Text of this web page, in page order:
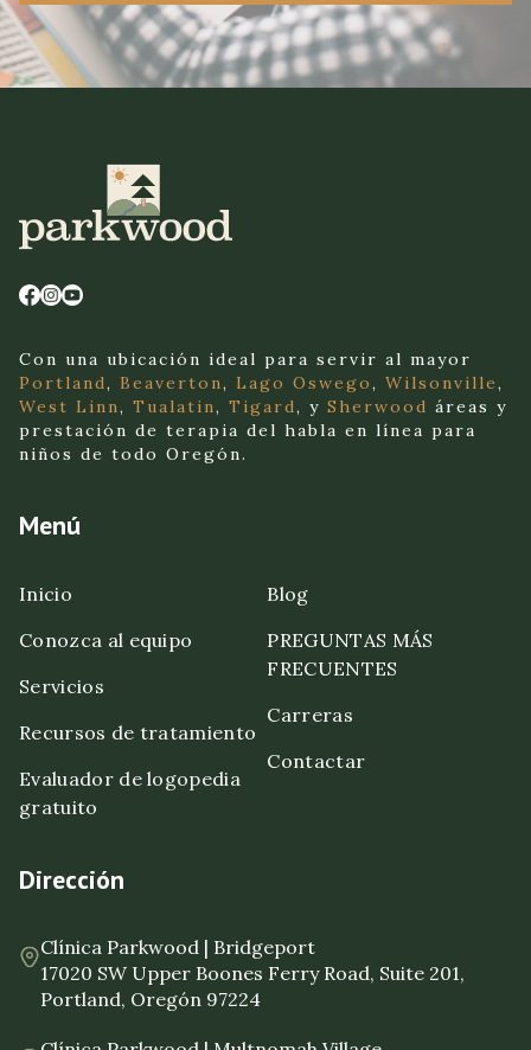
Con una ubicación ideal para servir al mayor
Portland, Beaverton, Lago Oswego, Wilsonville,
West Linn, Tualatin, Tigard, y Sherwood áreas y
prestación de terapia del habla en línea para
niños de todo Oregón.
Menú
Inicio
Conozca al equipo
Servicios
Recursos de tratamiento
Evaluador de logopedia
gratuito
Blog
PREGUNTAS MÁS
FRECUENTES
Carreras
Contactar
Dirección
Clínica Parkwood | Bridgeport
17020 SW Upper Boones Ferry Road, Suite 201,
Portland, Oregón 97224